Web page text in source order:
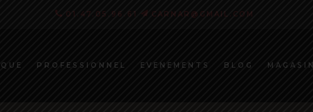
01.47.05.96.61 CARNAR@GMAIL.COM
PROFESSIONNEL EVENEMENTS BLOG